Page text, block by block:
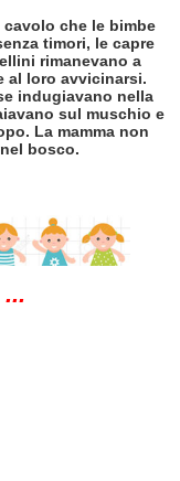
che le bimbe
timori, le capre
rimanevano a
al loro avvicinarsi.
indugiavano nella
sul muschio e
La mamma non
bosco.